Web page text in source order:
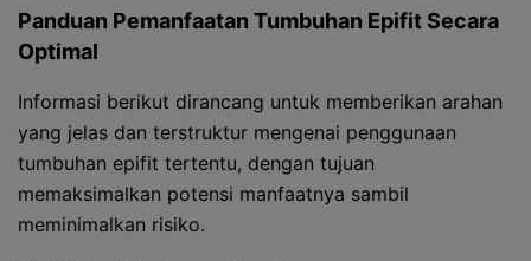
Panduan Pemanfaatan Tumbuhan Epifit Secara
Optimal
Informasi berikut dirancang untuk memberikan arahan
yang jelas dan terstruktur mengenai penggunaan
tumbuhan epifit tertentu, dengan tujuan
memaksimalkan potensi manfaatnya sambil
meminimalkan risiko.